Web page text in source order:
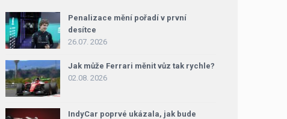
Penalizace mění pořadí v první
desítce
26.07. 2026
Jak může Ferrari měnit vůz tak rychle?
02.08. 2026
IndyCar poprvé ukázala, jak bude